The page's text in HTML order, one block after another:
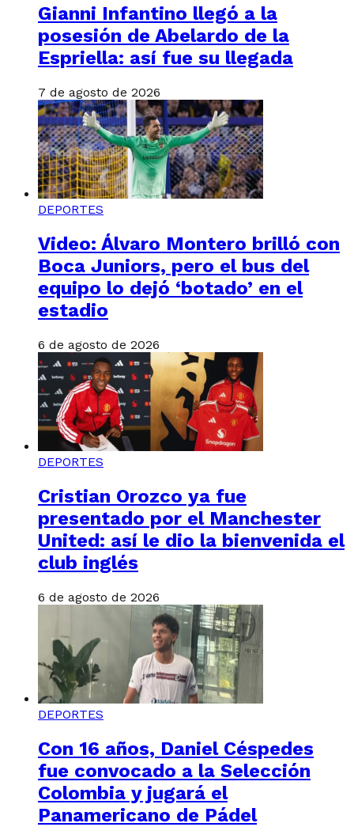
Gianni Infantino llegó a la
posesión de Abelardo de la
Espriella: así fue su llegada
7 de agosto de 2026
DEPORTES
Video: Álvaro Montero brilló con
Boca Juniors, pero el bus del
equipo lo dejó ‘botado’ en el
estadio
6 de agosto de 2026
DEPORTES
Cristian Orozco ya fue
presentado por el Manchester
United: así le dio la bienvenida el
club inglés
6 de agosto de 2026
DEPORTES
Con 16 años, Daniel Céspedes
fue convocado a la Selección
Colombia y jugará el
Panamericano de Pádel